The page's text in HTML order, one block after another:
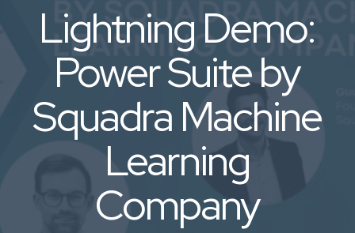
Lightning Demo:
Power Suite by
Squadra Machine
Learning
Company